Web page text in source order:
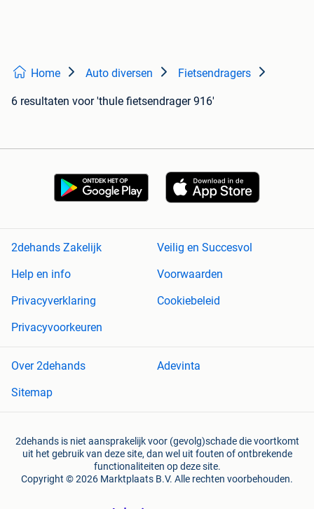
Home Auto diversen Fietsendragers
6 resultaten voor 'thule fietsendrager 916'
2dehands Zakelijk
Veilig en Succesvol
Help en info
Voorwaarden
Privacyverklaring
Cookiebeleid
Privacyvoorkeuren
Over 2dehands
Adevinta
Sitemap
2dehands is niet aansprakelijk voor (gevolg)schade die voortkomt
uit het gebruik van deze site, dan wel uit fouten of ontbrekende
functionaliteiten op deze site.
Copyright © 2026 Marktplaats B.V. Alle rechten voorbehouden.